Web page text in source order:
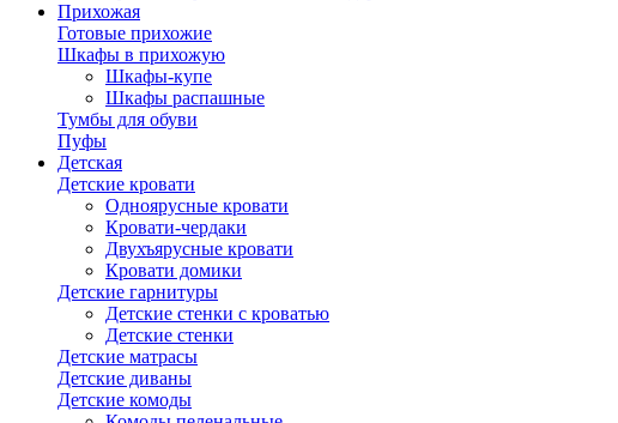
Прихожая
Готовые прихожие
Шкафы в прихожую
Шкафы-купе
Шкафы распашные
Тумбы для обуви
Пуфы
Детская
Детские кровати
Одноярусные кровати
Кровати-чердаки
Двухъярусные кровати
Кровати домики
Детские гарнитуры
Детские стенки с кроватью
Детские стенки
Детские матрасы
Детские диваны
Детские комоды